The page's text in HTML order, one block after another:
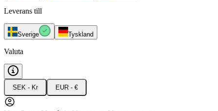
Leverans till
Sverige Tyskland
Valuta
SEK - Kr EUR - €